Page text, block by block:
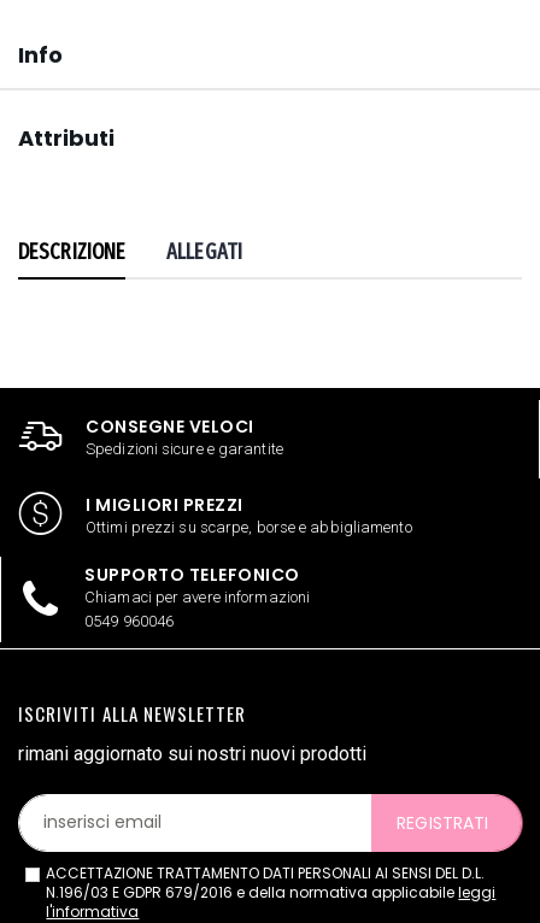
Info
Attributi
DESCRIZIONE ALLEGATI
CONSEGNE VELOCI
Spedizioni sicure e garantite
I MIGLIORI PREZZI
Ottimi prezzi su scarpe, borse e abbigliamento
SUPPORTO TELEFONICO
Chiamaci per avere informazioni
0549 960046
ISCRIVITI ALLA NEWSLETTER
rimani aggiornato sui nostri nuovi prodotti
REGISTRATI
ACCETTAZIONE TRATTAMENTO DATI PERSONALI AI SENSI DEL D.L.
N.196/03 E GDPR 679/2016 e della normativa applicabileleggi
l'informativa